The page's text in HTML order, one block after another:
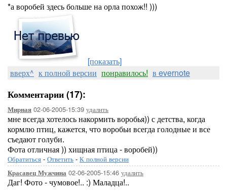
*а воробей здесь больше на орла похож!! )))
[показать]
вверх^ к полной версии понравилось! в evernote
Комментарии (17):
Мирная 02-06-2005-15:39 удалить
мне всегда хотелось накормить воробья)) с детства, когда
кормлю птиц, кажется, что воробьи всегда голодные и все
съедают голуби.
Фота отличная )) хищная птица - воробей))
Обратиться - Ответить - К полной версии
Красавец Мужчина 02-06-2005-15:46 удалить
Даг! Фото - чумовое!.. :) Маладца!..